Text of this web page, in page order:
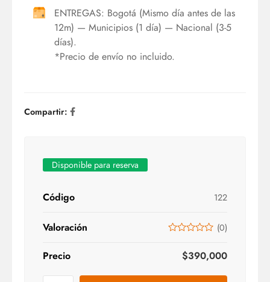
ENTREGAS: Bogotá (Mismo día antes de las
12m) — Municipios (1 día) — Nacional (3-5
días).
*Precio de envío no incluido.
Compartir:
Disponible para reserva
Código 122
Valoración (0)
Precio $390,000